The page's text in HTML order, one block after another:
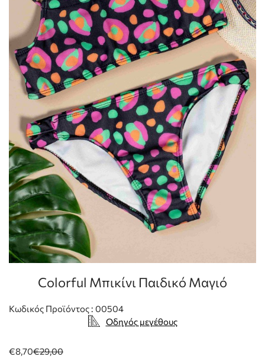
Colorful Μπικίνι Παιδικό Μαγιό
Κωδικός Προϊόντος : 00504
Οδηγός μεγέθους
€8,70€29,00